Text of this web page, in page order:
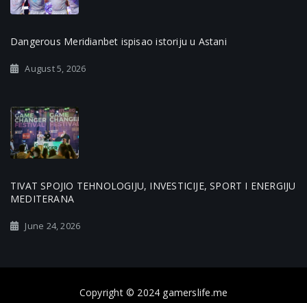
Dangerous Meridianbet ispisao istoriju u Astani
August 5, 2026
TIVAT SPOJIO TEHNOLOGIJU, INVESTICIJE, SPORT I ENERGIJU
MEDITERANA
June 24, 2026
Copyright © 2024 gamerslife.me